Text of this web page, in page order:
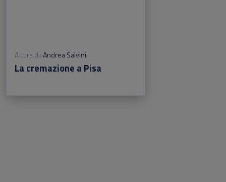
A cura di:Andrea Salvini
La cremazione a Pisa